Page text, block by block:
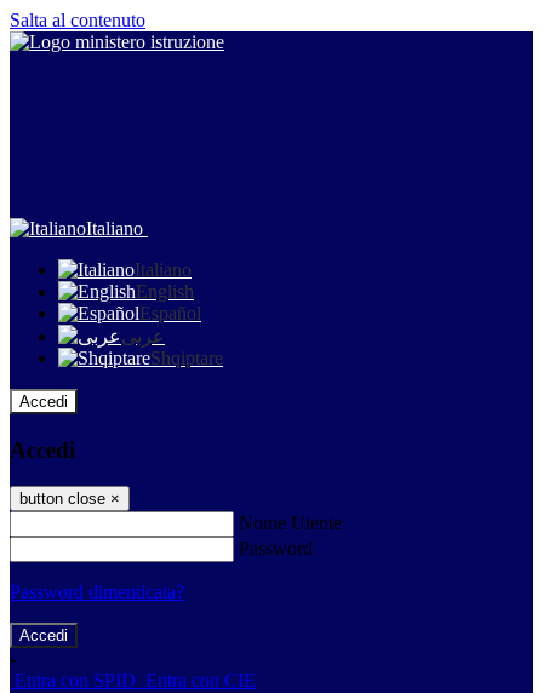
Salta al contenuto
Italiano
Italiano
English
Español
عربى
Shqiptare
Accedi
Accedi
button close ×
Nome Utente
Password
Password dimenticata?
-
Entra con SPID Entra con CIE